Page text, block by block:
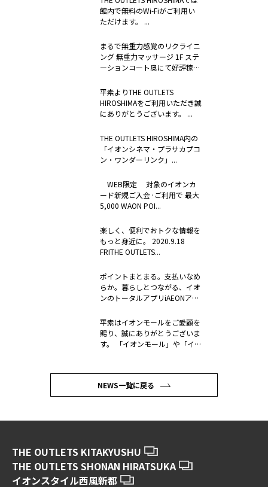
館内で無料のWi-Fiがご利用い
ただけます。 ...
まるで無重力感覚のリクライニ
ング 無重力マッサージ 1F ステ
ーションコート奥にて好評稼
平素よりTHE OUTLETS
HIROSHIMAをご利用いただき誠
にありがとうございます。 ...
THE OUTLETS HIROSHIMA内の
「イオンシネマ・プラサカプコ
ン・ワンダーリンク」...
WEB限定 対象のイオンカ
ード新規ご入会·ご利用で 最大
5,000 WAON POI...
楽しく、便利でおトクな情報を
もっと身近に。 2020.9.18
FRITHE OUTLETS...
ポイントまとまる。支払いなめ
らか。暮らしとつながる、イオ
ンのトータルアプリiAEONアプ
平素はイオンモールをご愛顧を
賜り、誠にありがとうございま
す。 「イオンモール」や「イオ
NEWS一覧に戻る
THE OUTLETS KITAKYUSHU
THE OUTLETS SHONAN HIRATSUKA
イオンスタイル西風新都